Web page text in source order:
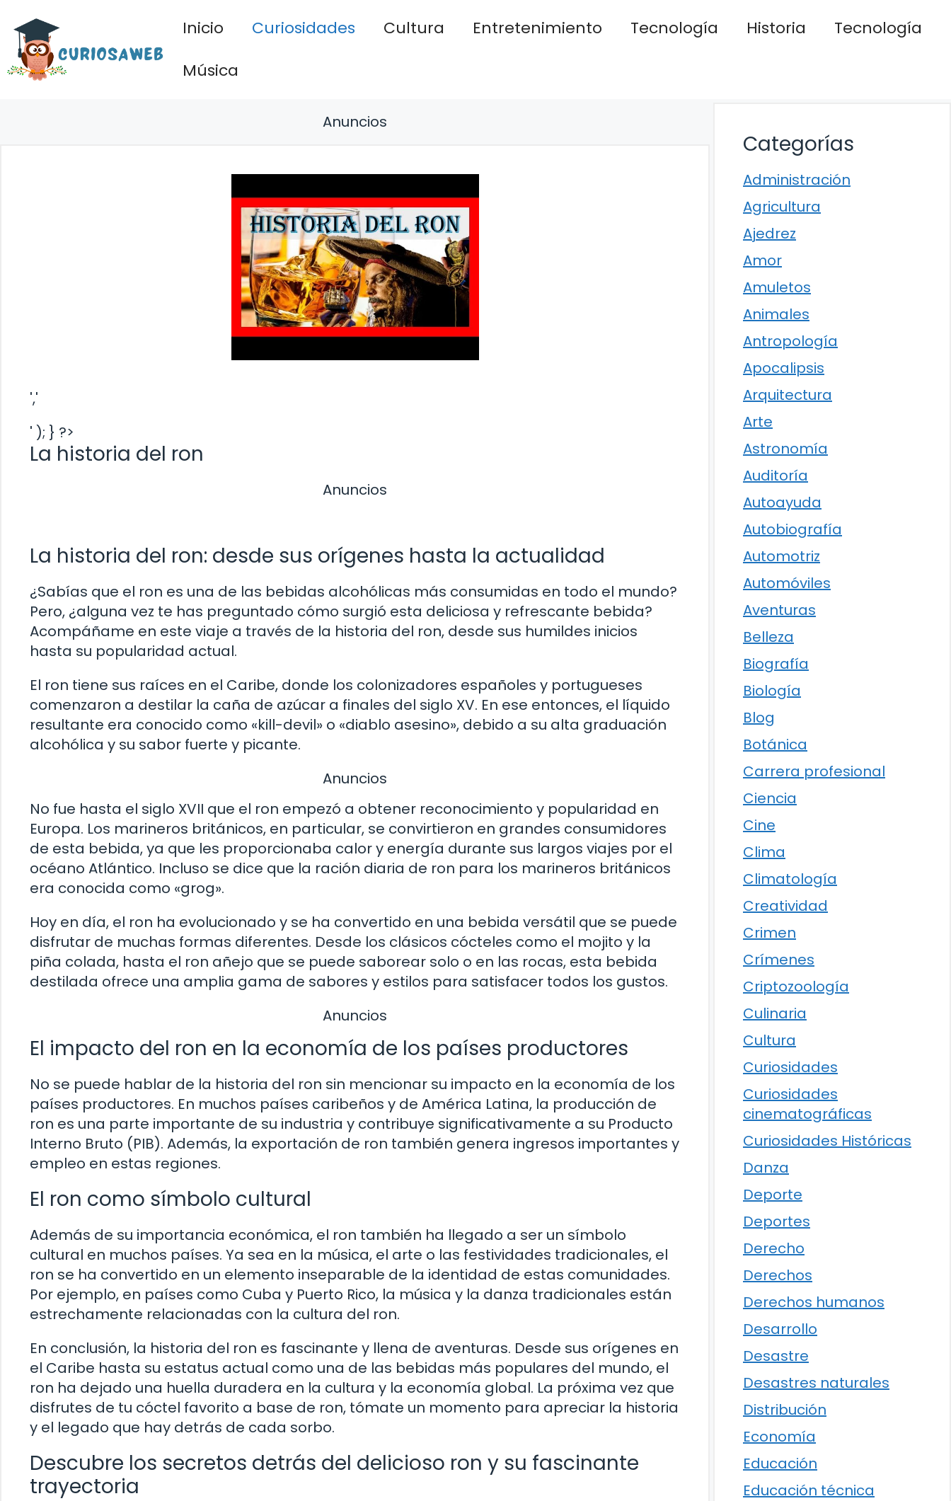
contenido
Inicio Curiosidades Cultura Entretenimiento Tecnología Historia
Tecnología
Música
Anuncios
','
' ); } ?>
La historia del ron
Anuncios
La historia del ron: desde sus orígenes hasta la actualidad
¿Sabías que el ron es una de las bebidas alcohólicas más consumidas en todo el mundo?
Pero, ¿alguna vez te has preguntado cómo surgió esta deliciosa y refrescante bebida?
Acompáñame en este viaje a través de la historia del ron, desde sus humildes inicios
hasta su popularidad actual.
El ron tiene sus raíces en el Caribe, donde los colonizadores españoles y portugueses
comenzaron a destilar la caña de azúcar a finales del siglo XV. En ese entonces, el líquido
resultante era conocido como «kill-devil» o «diablo asesino», debido a su alta graduación
alcohólica y su sabor fuerte y picante.
Anuncios
No fue hasta el siglo XVII que el ron empezó a obtener reconocimiento y popularidad en
Europa. Los marineros británicos, en particular, se convirtieron en grandes consumidores
de esta bebida, ya que les proporcionaba calor y energía durante sus largos viajes por el
océano Atlántico. Incluso se dice que la ración diaria de ron para los marineros británicos
era conocida como «grog».
Hoy en día, el ron ha evolucionado y se ha convertido en una bebida versátil que se puede
disfrutar de muchas formas diferentes. Desde los clásicos cócteles como el mojito y la
piña colada, hasta el ron añejo que se puede saborear solo o en las rocas, esta bebida
destilada ofrece una amplia gama de sabores y estilos para satisfacer todos los gustos.
Anuncios
El impacto del ron en la economía de los países productores
No se puede hablar de la historia del ron sin mencionar su impacto en la economía de los
países productores. En muchos países caribeños y de América Latina, la producción de
ron es una parte importante de su industria y contribuye significativamente a su Producto
Interno Bruto (PIB). Además, la exportación de ron también genera ingresos importantes y
empleo en estas regiones.
El ron como símbolo cultural
Además de su importancia económica, el ron también ha llegado a ser un símbolo
cultural en muchos países. Ya sea en la música, el arte o las festividades tradicionales, el
ron se ha convertido en un elemento inseparable de la identidad de estas comunidades.
Por ejemplo, en países como Cuba y Puerto Rico, la música y la danza tradicionales están
estrechamente relacionadas con la cultura del ron.
En conclusión, la historia del ron es fascinante y llena de aventuras. Desde sus orígenes en
el Caribe hasta su estatus actual como una de las bebidas más populares del mundo, el
ron ha dejado una huella duradera en la cultura y la economía global. La próxima vez que
disfrutes de tu cóctel favorito a base de ron, tómate un momento para apreciar la historia
y el legado que hay detrás de cada sorbo.
Descubre los secretos detrás del delicioso ron y su fascinante
trayectoria
Categorías
Administración
Agricultura
Ajedrez
Amor
Amuletos
Animales
Antropología
Apocalipsis
Arquitectura
Arte
Astronomía
Auditoría
Autoayuda
Autobiografía
Automotriz
Automóviles
Aventuras
Belleza
Biografía
Biología
Blog
Botánica
Carrera profesional
Ciencia
Cine
Clima
Climatología
Creatividad
Crimen
Crímenes
Criptozoología
Culinaria
Cultura
Curiosidades
Curiosidades
cinematográficas
Curiosidades Históricas
Danza
Deporte
Deportes
Derecho
Derechos
Derechos humanos
Desarrollo
Desastre
Desastres naturales
Distribución
Economía
Educación
Educación técnica